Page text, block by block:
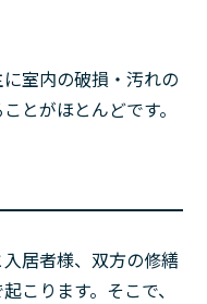
室内の破損・汚れの
とがほとんどです。
居者様、双方の修繕
こります。そこで、